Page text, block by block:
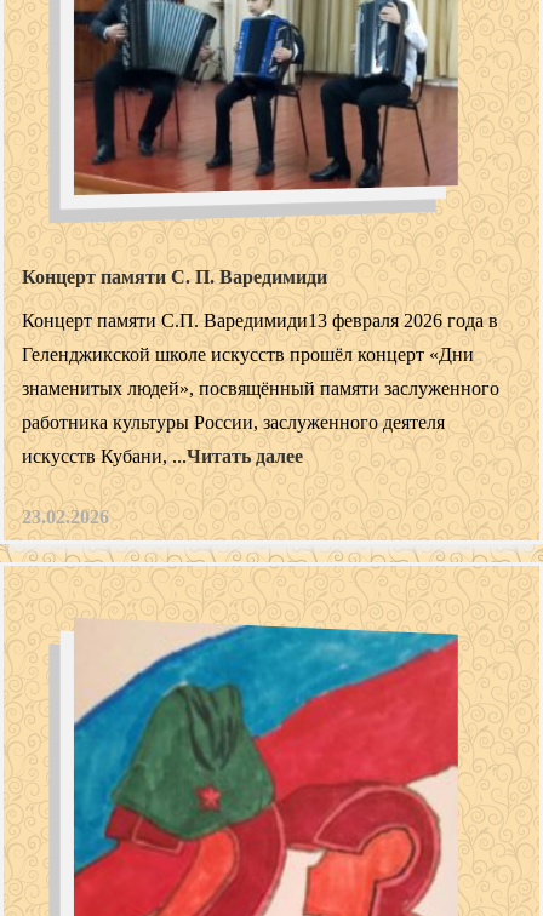
Концерт памяти С. П. Варедимиди
Концерт памяти С.П. Варедимиди13 февраля 2026 года в
Геленджикской школе искусств прошёл концерт «Дни
знаменитых людей», посвящённый памяти заслуженного
работника культуры России, заслуженного деятеля
искусств Кубани, ...Читать далее
23.02.2026